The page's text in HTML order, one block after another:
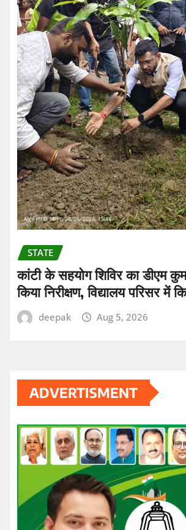
STATE
कांटी के सहयोग शिविर का डीएम
किया निरीक्षण, विद्यालय परिसर में
deepak Aug 5, 2026
ADVERTISMENT